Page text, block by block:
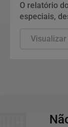
O relatório
especiais,
recursos
Visualizar